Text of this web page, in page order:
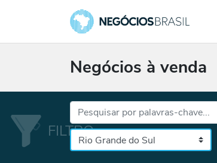
Negócios à venda
Palavras-chave...